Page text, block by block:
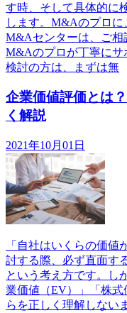
す時、そして具体的に
します。M&Aのプロ
M&Aセンターは、ご
M&Aのプロが丁寧にサ
検討の方は、まずは無
企業価値評価とは
く解説
2021年10月01日
「自社はいくらの価
討する際、必ず直面す
という考え方です。し
業価値（EV）」「株
らを正しく理解しない